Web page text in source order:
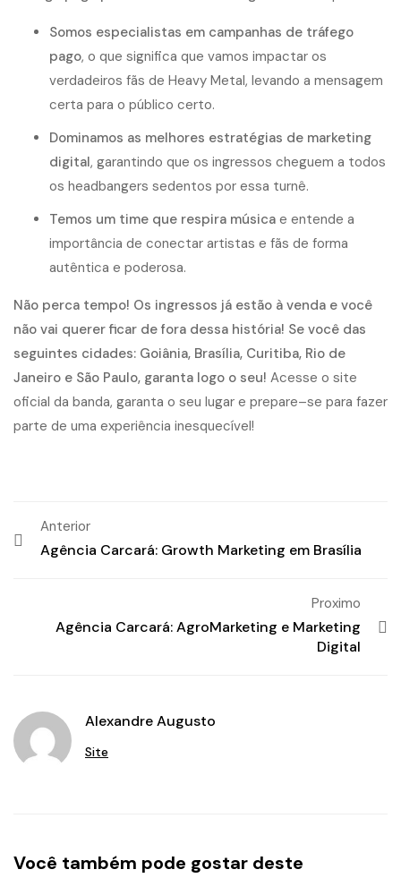
Somos especialistas em campanhas de tráfego
pago, o que signifca que vamos impactar os
verdadeiros fãs de Heavy Metal, levando a mensagem
certa para o público certo.
Dominamos as melhores estratégias de marketing
digital, garantindo que os ingressos cheguem a todos
os headbangers sedentos por essa turnê.
Temos um time que respira música e entende a
importância de conectar artistas e fãs de forma
autêntica e poderosa.
Não perca tempo! Os ingressos já estão à venda e você
não vai querer fcar de fora dessa história! Se você das
seguintes cidades: Goiânia, Brasília, Curitiba, Rio de
Janeiro e São Paulo, garanta logo o seu! Acesse o site
ofcial da banda, garanta o seu lugar e prepare–se para fazer
parte de uma experiência inesquecível!
Anterior
Agência Carcará: Growth Marketing em Brasília
Proximo
Agência Carcará: AgroMarketing e Marketing
Digital
Alexandre Augusto
Site
Você também pode gostar deste